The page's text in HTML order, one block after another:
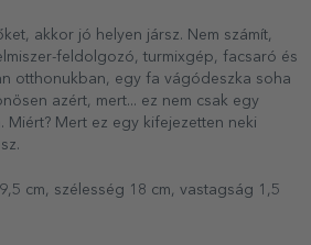
akkor jó helyen jársz. Nem számít,
feldolgozó, turmixgép, facsaró és
otthonukban, egy fa vágódeszka soha
azért, mert... ez nem csak egy
Miért? Mert ez egy kifejezetten neki
cm, szélesség 18 cm, vastagság 1,5